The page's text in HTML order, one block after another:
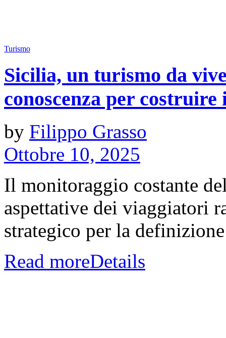
Turismo
Sicilia, un turismo da
conoscenza per
by Filippo Grasso
Ottobre 10, 2025
Il monitoraggio costante
aspettative dei viaggiatori
strategico per la
Read moreDetails